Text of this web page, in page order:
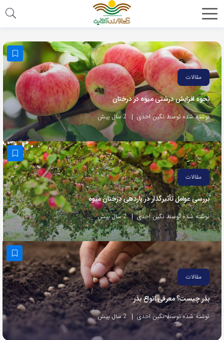
مقالات
نحوه افزایش درشتی میوه در درختان
نوشته شده توسط نگین احدی 2 سال پیش
مقالات
بررسی عوامل تأثیرگذار در باردهی درختان میوه
نوشته شده توسط نگین احدی 2 سال پیش
مقالات
بذر چیست؟ معرفی انواع بذر
نوشته شده توسط نگین احدی 2 سال پیش